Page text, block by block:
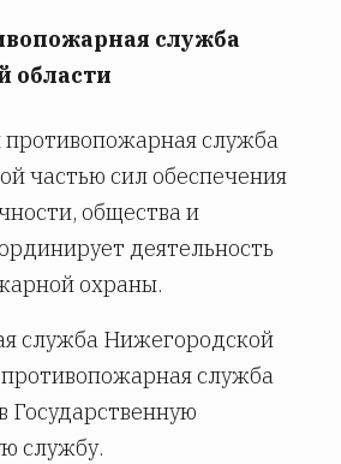
служба
области
противопожарная служба
частью сил обеспечения
общества и
деятельность
охраны.
служба Нижегородской
служба
Государственную
службу.